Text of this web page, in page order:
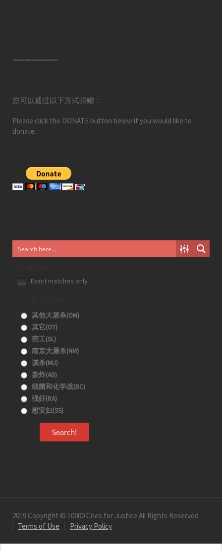
———————–
您可以通过以下方式捐赠：
Please click the DONATE button below if you would like to
donate.
Exact matches only
其他大屠杀(OM)
其它(OT)
劳工(SL)
南京大屠杀(NM)
谋杀(MU)
轰炸(AB)
细菌和化学战(BC)
强奸(RA)
慰安妇(SS)
Search!
2019 Copyright © 10000 Cries for Justice All Rights Reserved
Terms of Use
Privacy Policy